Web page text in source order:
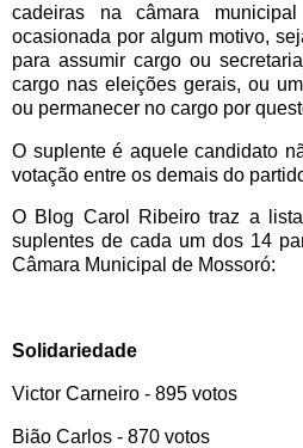
cadeiras na câmara
ocasionada por algum motivo,
para assumir cargo ou
cargo nas eleições gerais, ou
ou permanecer no cargo por
O suplente é aquele candidato
votação entre os demais do
O Blog Carol Ribeiro traz a
suplentes de cada um dos 14
Câmara Municipal de Mossoró:
Solidariedade
Victor Carneiro - 895 votos
Bião Carlos - 870 votos